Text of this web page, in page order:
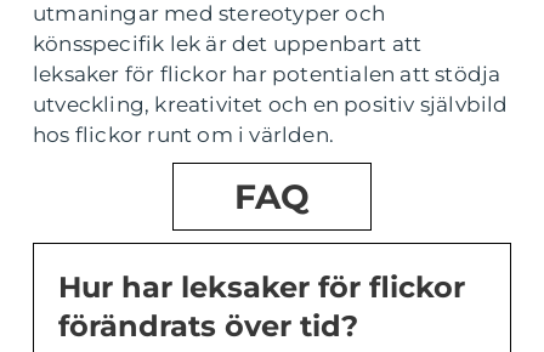
utmaningar med stereotyper och
könsspecifik lek är det uppenbart att
leksaker för flickor har potentialen att stödja
utveckling, kreativitet och en positiv självbild
hos flickor runt om i världen.
FAQ
Hur har leksaker för flickor
förändrats över tid?